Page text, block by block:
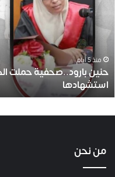
وهموم
عائلتها
حتى
لحظة
استشهادها
منذ 5 أيام
حنين بارود..صحفية حملت
استشهادها
من نحن